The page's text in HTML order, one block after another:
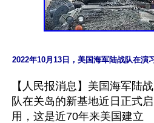
【人民报消息】美国海军陆战
队在关岛的新基地近日正式启
用，这是近70年来美国建立